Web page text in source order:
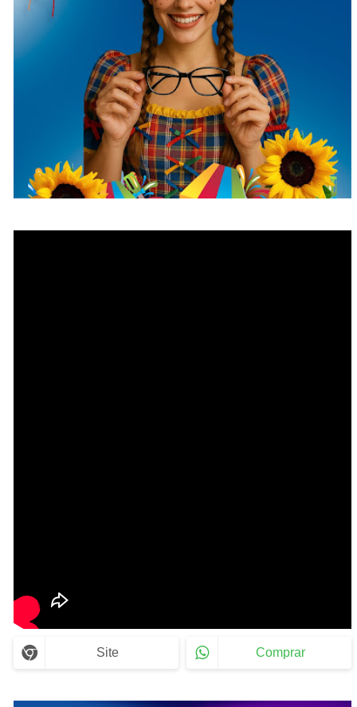
Site Comprar